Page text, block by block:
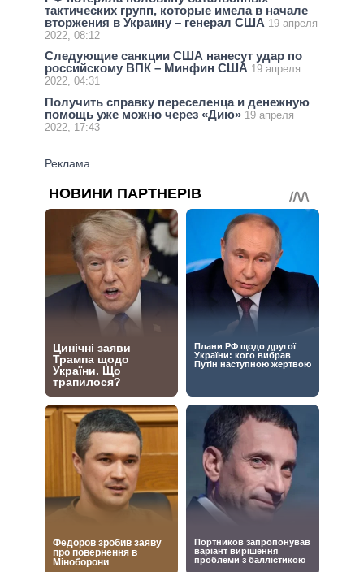
тактических групп, которые имела в начале
вторжения в Украину – генерал США 19 апреля
2022, 08:12
Следующие санкции США нанесут удар по
российскому ВПК – Минфин США 19 апреля
2022, 04:31
Получить справку переселенца и денежную
помощь уже можно через «Дию» 19 апреля
2022, 17:43